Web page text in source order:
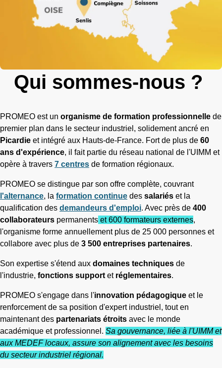
Qui sommes-nous ?
PROMEO est un organisme de formation professionnelle de
premier plan dans le secteur industriel, solidement ancré en
Picardie et intégré aux Hauts-de-France. Fort de plus de 60
ans d'expérience, il fait partie du réseau national de l'UIMM et
opère à travers 7 centres de formation régionaux.
PROMEO se distingue par son offre complète, couvrant
l'alternance, la formation continue des salariés et la
qualification des demandeurs d'emploi. Avec près de 400
collaborateurs permanents et 600 formateurs externes,
l'organisme forme annuellement plus de 25 000 personnes et
collabore avec plus de 3 500 entreprises partenaires.
Son expertise s'étend aux domaines techniques de
l'industrie, fonctions support et réglementaires.
PROMEO s'engage dans l'innovation pédagogique et le
renforcement de sa position d'expert industriel, tout en
maintenant des partenariats étroits avec le monde
académique et professionnel. Sa gouvernance, liée à l'UIMM et
aux MEDEF locaux, assure son alignement avec les besoins
du secteur industriel régional.